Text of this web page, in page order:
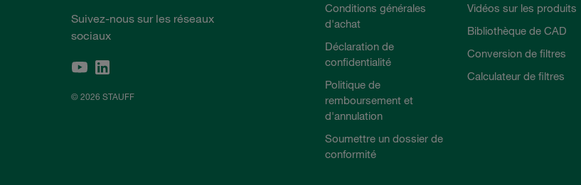
Suivez-nous sur les réseaux
sociaux
© 2026 STAUFF
Conditions générales
d'achat
Déclaration de
confidentialité
Politique de
remboursement et
d'annulation
Soumettre un dossier de
conformité
Vidéos sur les produits
Bibliothèque de CAD
Conversion de filtres
Calculateur de filtres